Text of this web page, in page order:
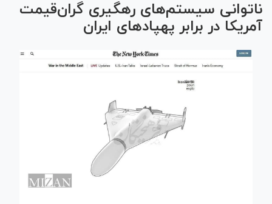
ناتوانی سیستم‌های رهگیری گران‌قیمت
آمریکا در برابر پهپادهای ایران